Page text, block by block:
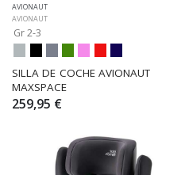
AVIONAUT
AVIONAUT
Gr 2-3
SILLA DE COCHE AVIONAUT
MAXSPACE
259,95 €